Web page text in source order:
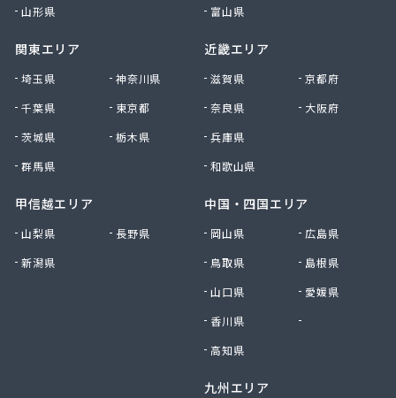
川村商店
ス課
曽波の神屋
大宮燃料店
大上屋商店
中央ガス設備工業株式会社
杜都エンジニア株式会社
渡辺米穀店
東北エア・ウォーター株式会社 仙台営業所
日交商事株式会社 折立オートガススタンド
山形県
関東エリア
埼玉県
神奈川県
千葉県
東京都
茨城県
栃木県
群馬県
甲信越エリア
山梨県
長野県
新潟県
富山県
近畿エリア
滋賀県
京都府
奈良県
大阪府
兵庫県
和歌山県
中国・四国エリア
岡山県
広島県
鳥取県
島根県
山口県
愛媛県
香川県
高知県
九州エリア